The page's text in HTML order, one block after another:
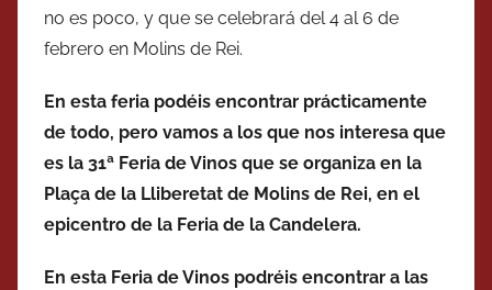
no es poco, y que se celebrará del 4 al 6 de
febrero en Molins de Rei.
En esta feria podéis encontrar prácticamente
de todo, pero vamos a los que nos interesa que
es la 31ª Feria de Vinos que se organiza en la
Plaça de la Lliberetat de Molins de Rei, en el
epicentro de la Feria de la Candelera.
En esta Feria de Vinos podréis encontrar a las